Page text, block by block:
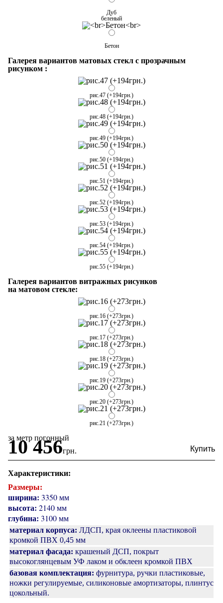
Дуб
беленый
Бетон
Галерея вариантов матовых стекл с прозрачным
рисунком :
рис.47 (+194грн.)
рис.48 (+194грн.)
рис.49 (+194грн.)
рис.50 (+194грн.)
рис.51 (+194грн.)
рис.52 (+194грн.)
рис.53 (+194грн.)
рис.54 (+194грн.)
рис.55 (+194грн.)
Галерея вариантов витражных рисунков
на матовом стекле:
рис.16 (+273грн.)
рис.17 (+273грн.)
рис.18 (+273грн.)
рис.19 (+273грн.)
рис.20 (+273грн.)
рис.21 (+273грн.)
за метр погонный
10 456грн.
Характеристики:
Размеры:
ширина: 3350 мм
высота: 2140 мм
глубина: 3100 мм
материал корпуса: ЛДСП, края оклеены пластиковой
кромкой ПВХ 0,45 мм
материал фасада: крашеный ДСП, покрыт
высокоглянцевым УФ лаком и обклеен кромкой ПВХ
базовая комплектация: фурнитура, ручки пластиковые,
ножки регулируемые, силиконовые амортизаторы, плинтус
цокольный.